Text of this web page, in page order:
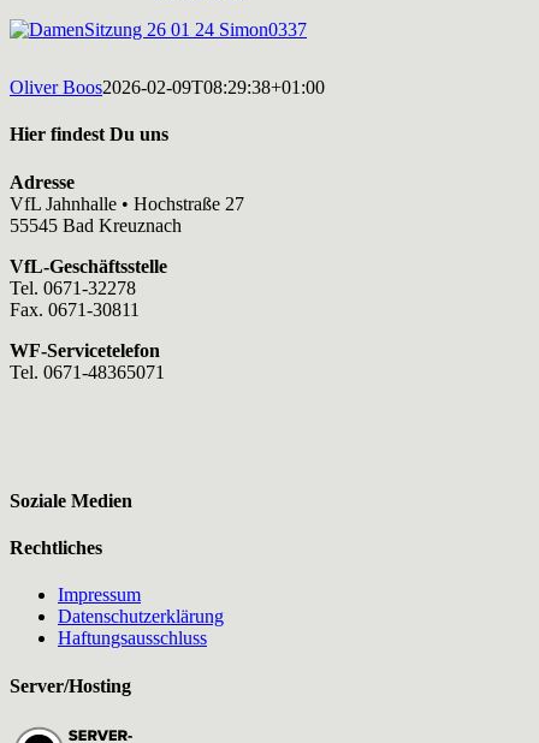
Oliver Boos2026-02-09T08:29:38+01:00
Hier findest Du uns
Adresse
VfL Jahnhalle • Hochstraße 27
55545 Bad Kreuznach
VfL-Geschäftsstelle
Tel. 0671-32278
Fax. 0671-30811
WF-Servicetelefon
Tel. 0671-48365071
Soziale Medien
Rechtliches
Impressum
Datenschutzerklärung
Haftungsausschluss
Server/Hosting